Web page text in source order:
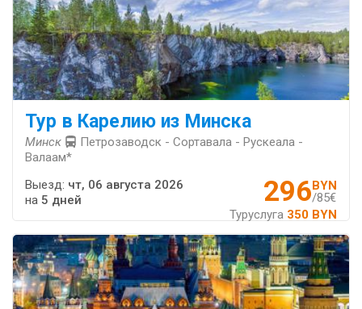
Тур в Карелию из Минска
Минск
Петрозаводск - Сортавала - Рускеала -
Валаам*
296BYN
/85€
Туруслуга 350 BYN
Выезд: чт, 06 августа 2026
на 5 дней